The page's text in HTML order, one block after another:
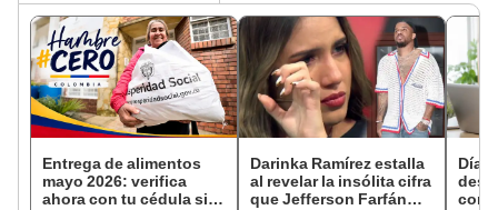
Entrega de alimentos
mayo 2026: verifica
ahora con tu cédula si
Darinka Ramírez estalla
al revelar la insólita cifra
que Jefferson Farfán
Día